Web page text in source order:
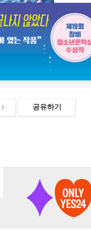
공유하기